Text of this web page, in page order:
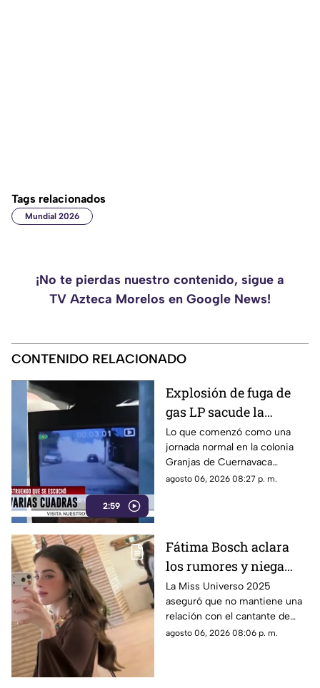
Tags relacionados
Mundial 2026
¡No te pierdas nuestro contenido, sigue a
TV Azteca Morelos en Google News!
CONTENIDO RELACIONADO
2:59
Explosión de fuga de
gas LP sacude la
colonia Las Granjas
Lo que comenzó como una
jornada normal en la colonia
Granjas de Cuernavaca
terminó en una movilización
agosto 06, 2026 08:27 p. m.
Fátima Bosch aclara
los rumores y niega
tener un romance con
Natanael Cano
La Miss Universo 2025
aseguró que no mantiene una
relación con el cantante de
corridos tumbados.
agosto 06, 2026 08:06 p. m.